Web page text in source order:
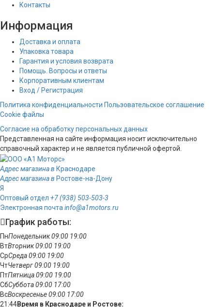
Контакты
Информация
Доставка и оплата
Упаковка товара
Гарантия и условия возврата
Помощь. Вопросы и ответы
Корпоративным клиентам
Вход / Регистрация
Политика конфиденциальности Пользовательское соглашение
Cookie файлы
Согласие на обработку персональных данных
Представленная на сайте информация носит исключительно
справочный характер и не является публичной офертой.
Адрес магазина в Краснодаре
Адрес магазина в Ростове-на-Дону
Я
Оптовый отдел +7 (938) 503-503-3
Электронная почта info@a1motors.ru
График работы:
ПнПонедельник09:00 19:00
ВтВторник09:00 19:00
СрСреда09:00 19:00
ЧтЧетверг09:00 19:00
ПтПятница09:00 19:00
СбСуббота09:00 17:00
ВсВоскресенье09:00 17:00
21:44Время в Краснодаре и Ростове: